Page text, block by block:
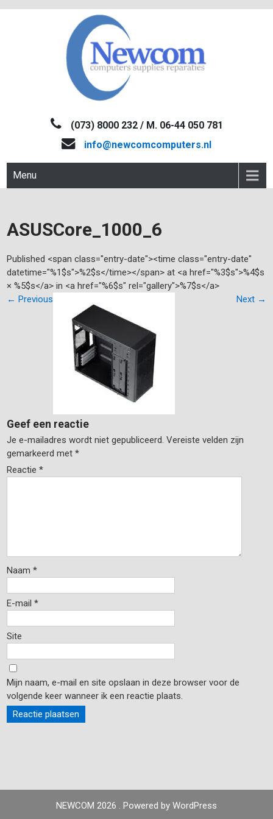
NEWCOM(073) 8000 232 / M. 06-44 050 781
info@newcomcomputers.nl
Menu
ASUSCore_1000_6
Published <span class="entry-date"><time class="entry-date"
datetime="%1$s">%2$s</time></span> at <a href="%3$s">%4$s
× %5$s</a> in <a href="%6$s" rel="gallery">%7$s</a>
← Previous Next →
Geef een reactie
Je e-mailadres wordt niet gepubliceerd. Vereiste velden zijn
gemarkeerd met*
Reactie*
Naam*
E-mail*
Site
Mijn naam, e-mail en site opslaan in deze browser voor de
volgende keer wanneer ik een reactie plaats.
NEWCOM 2026 . Powered by WordPress